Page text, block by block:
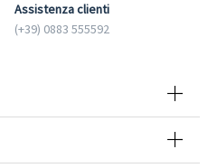
Assistenza clienti
(+39) 0883 555592